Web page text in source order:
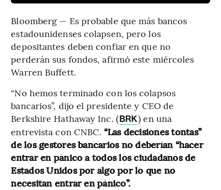
Bloomberg — Es probable que más bancos
estadounidenses colapsen, pero los
depositantes deben confiar en que no
perderán sus fondos, afirmó este miércoles
Warren Buffett.
“No hemos terminado con los colapsos
bancarios”, dijo el presidente y CEO de
Berkshire Hathaway Inc. (BRK) en una
entrevista con CNBC. “Las decisiones tontas”
de los gestores bancarios no deberían “hacer
entrar en pánico a todos los ciudadanos de
Estados Unidos por algo por lo que no
necesitan entrar en pánico”.